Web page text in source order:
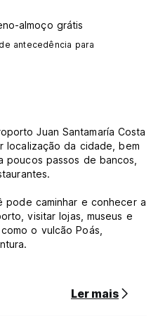
almoço grátis
antecedência para
Juan Santamaría Costa
localização da cidade, bem
passos de bancos,
pode caminhar e conhecer a
visitar lojas, museus e
o vulcão Poás,
para que daqui possa
Ler mais